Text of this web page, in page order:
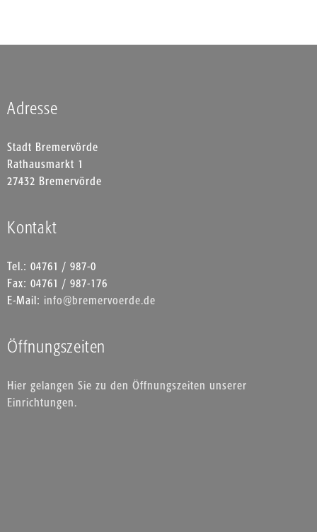
Adresse
Stadt Bremervörde
Rathausmarkt 1
27432 Bremervörde
Kontakt
Tel.: 04761 / 987-0
Fax: 04761 / 987-176
E-Mail: info@bremervoerde.de
Öffnungszeiten
Hier gelangen Sie zu den Öffnungszeiten unserer
Einrichtungen.